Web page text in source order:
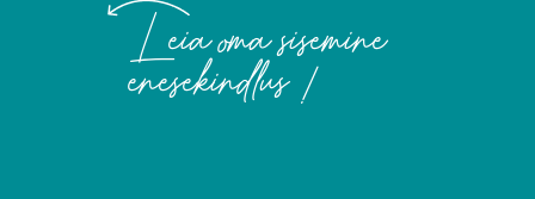
Leia oma sisemine
enesekindlus !